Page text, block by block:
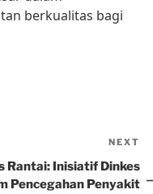
berkualitas bagi
NEXT
Rantai: Inisiatif Dinkes
Pencegahan Penyakit